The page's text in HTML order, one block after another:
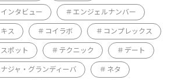
インタビュー エンジェルナンバー
キス コイラボ コンプレックス
スポット テクニック デート
ナジャ・グランディーバ ネタ